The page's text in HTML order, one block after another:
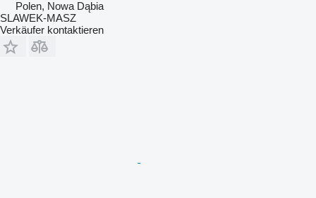
Polen, Nowa Dąbia
SLAWEK-MASZ
Verkäufer kontaktieren